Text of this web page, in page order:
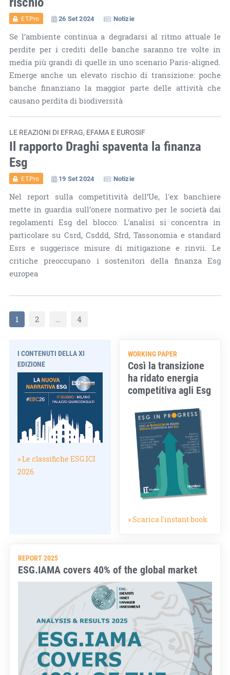
ET.Pro 26 Set 2024 Notizie
Se l’ambiente continua a degradarsi al ritmo attuale le
perdite per i crediti delle banche saranno tre volte in
media più grandi di quelle in uno scenario Paris-aligned.
Emerge anche un elevato rischio di transizione: poche
banche finanziano la maggior parte delle attività che
causano perdita di biodiversità
LE REAZIONI DI EFRAG, EFAMA E EUROSIF
Il rapporto Draghi spaventa la finanza
Esg
ET.Pro 19 Set 2024 Notizie
Nel report sulla competitività dell’Ue, l'ex banchiere
mette in guardia sull’onere normativo per le società dai
regolamenti Esg del blocco. L'analisi si concentra in
particolare su Csrd, Csddd, Sfrd, Tassonomia e standard
Esrs e suggerisce misure di mitigazione e rinvii. Le
critiche preoccupano i sostenitori della finanza Esg
europea
1 2 … 4
I CONTENUTI DELLA XI
EDIZIONE
» Le classifiche ESG.ICI
2026
WORKING PAPER
Così la transizione
ha ridato energia
competitiva agli Esg
» Scarica l'instant book
REPORT 2025
ESG.IAMA covers 40% of the global market